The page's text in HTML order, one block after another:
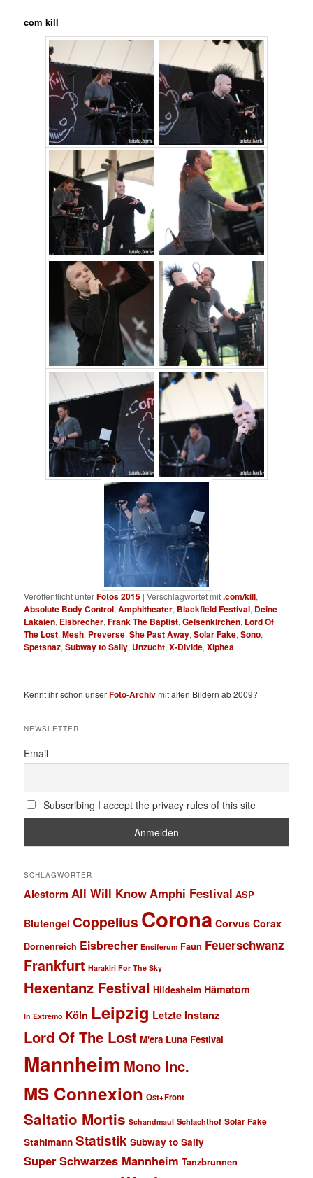
com kill
Veröffentlicht unterFotos 2015 |Verschlagwortet mit.com/kill,
Absolute Body Control,Amphitheater, Blackfield Festival, Deine
Lakaien, Eisbrecher,Frank The Baptist,Gelsenkirchen, Lord Of
The Lost,Mesh, Preverse,She Past Away,Solar Fake,Sono,
Spetsnaz,Subway to Sally, Unzucht,X-Divide,Xiphea
Kennt ihr schon unserFoto-Archivmit alten Bildern ab 2009?
NEWSLETTER
Email
Subscribing I accept the privacy rules of this site
SCHLAGWÖRTER
Alestorm All Will Know Amphi Festival ASP
Blutengel Coppelius Corona Corvus Corax
Dornenreich Eisbrecher Ensiferum Faun Feuerschwanz
Frankfurt Harakiri For The Sky
Hexentanz Festival Hildesheim Hämatom
In Extremo Köln Leipzig Letzte Instanz
Lord Of The Lost M'era Luna Festival
Mannheim Mono Inc.
MS Connexion Ost+Front
Saltatio Mortis Schandmaul Schlachthof Solar Fake
Stahlmann Statistik Subway to Sally
Super Schwarzes Mannheim Tanzbrunnen